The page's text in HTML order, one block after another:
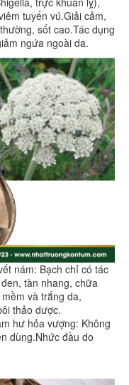
tuyến vú.Giải cảm,
sốt cao.Tác dụng
ngứa ngoài da.
nám: Bạch chỉ có tác
tàn nhang, chữa
và trắng da,
thảo dược.
hư hỏa vượng: Không
dùng.Nhức đầu do